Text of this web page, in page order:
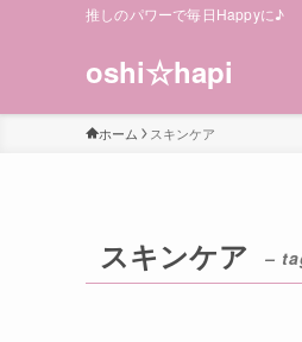
推しのパワーで毎日Happyに♪
oshi☆hapi
ホーム スキンケア
スキンケア –